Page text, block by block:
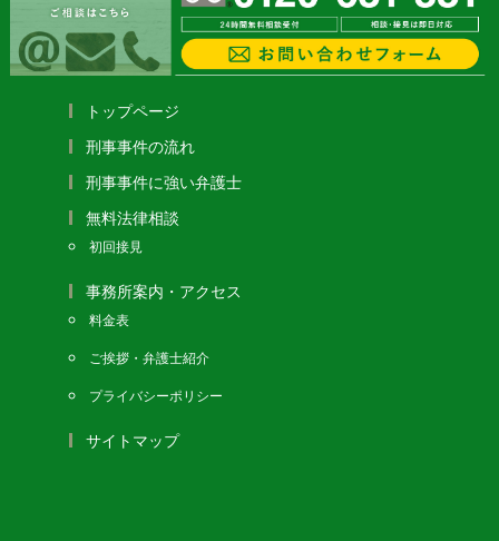
トップページ
刑事事件の流れ
刑事事件に強い弁護士
無料法律相談
初回接見
事務所案内・アクセス
料金表
ご挨拶・弁護士紹介
プライバシーポリシー
サイトマップ